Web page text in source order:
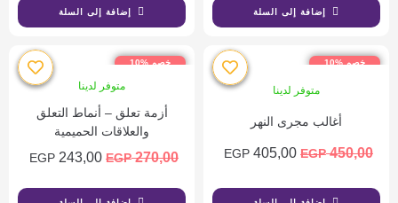
إضافة إلى السلة إضافة إلى السلة
خصم %10
متوفر لدينا
أغالب مجرى النهر
450,00
EGP
405,00
EGP
خصم %10
متوفر لدينا
أزمة تعلق – أنماط التعلق
والعلاقات الحميمية
270,00
EGP
243,00
EGP